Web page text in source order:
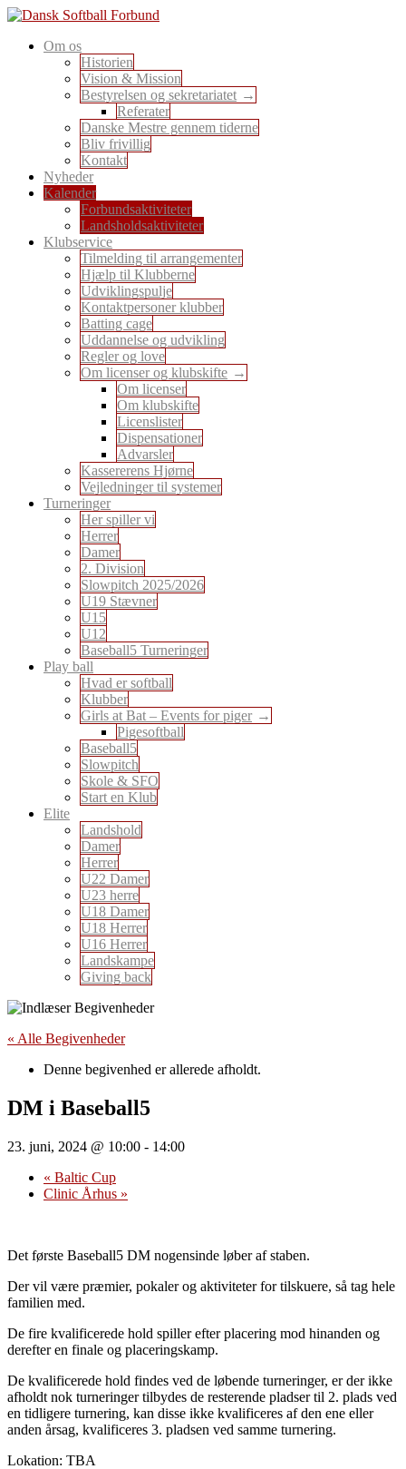
Skip
content
Dansk Softball Forbund
En sport for alle
Om os
Historien
Vision & Mission
Bestyrelsen og sekretariatet
Referater
Danske Mestre gennem tiderne
Bliv frivillig
Kontakt
Nyheder
Kalender
Forbundsaktiviteter
Landsholdsaktiviteter
Klubservice
Tilmelding til arrangementer
Hjælp til Klubberne
Udviklingspulje
Kontaktpersoner klubber
Batting cage
Uddannelse og udvikling
Regler og love
Om licenser og klubskifte
Om licenser
Om klubskifte
Licenslister
Dispensationer
Advarsler
Kassererens Hjørne
Vejledninger til systemer
Turneringer
Her spiller vi
Herrer
Damer
2. Division
Slowpitch 2025/2026
U19 Stævner
U15
U12
Baseball5 Turneringer
Play ball
Hvad er softball
Klubber
Girls at Bat – Events for piger
Pigesoftball
Baseball5
Slowpitch
Skole & SFO
Start en Klub
Elite
Landshold
Damer
Herrer
U22 Damer
U23 herre
U18 Damer
U18 Herrer
U16 Herrer
Landskampe
Giving back
« Alle Begivenheder
Denne begivenhed er allerede afholdt.
DM i Baseball5
23. juni, 2024 @ 10:00 - 14:00
« Baltic Cup
Clinic Århus »
Det første Baseball5 DM nogensinde løber af staben.
Der vil være præmier, pokaler og aktiviteter for tilskuere, så tag hele
familien med.
De fire kvalificerede hold spiller efter placering mod hinanden og
derefter en finale og placeringskamp.
De kvalificerede hold findes ved de løbende turneringer, er der ikke
afholdt nok turneringer tilbydes de resterende pladser til 2. plads ved
en tidligere turnering, kan disse ikke kvalificeres af den ene eller
anden årsag, kvalificeres 3. pladsen ved samme turnering.
Lokation: TBA